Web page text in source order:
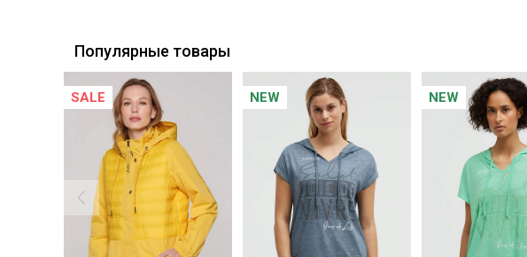
Самовывоз из пункта выдачи СДЭК
Популярные товары
SALE NEW NEW